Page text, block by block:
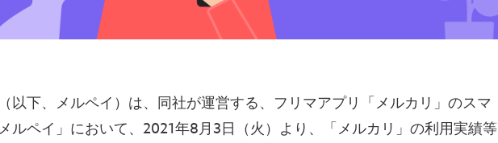
以下、メルペイ）は、同社が運営する、フリマアプリ「メルカリ」のスマ
ルペイ」において、2021年8月3日（火）より、「メルカリ」の利用実績等